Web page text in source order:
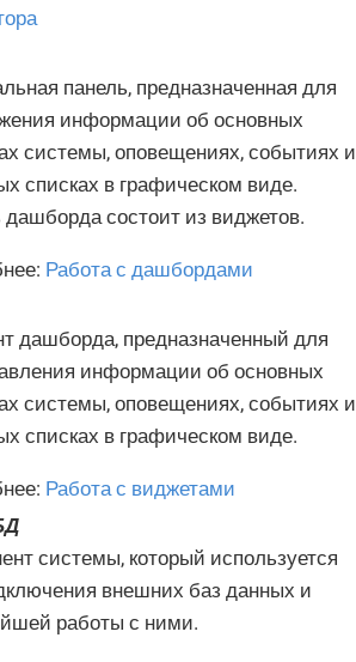
панель, предназначенная для
информации об основных
системы, оповещениях, событиях и
списках в графическом виде.
дашборда состоит из виджетов.
Работа с дашбордами
дашборда, предназначенный для
информации об основных
системы, оповещениях, событиях и
списках в графическом виде.
Работа с виджетами
системы, который используется
внешних баз данных и
работы с ними.